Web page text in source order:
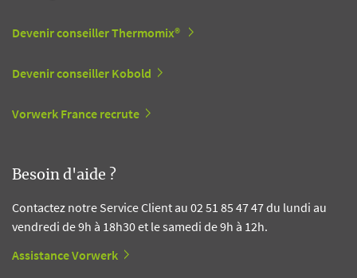
Devenir conseiller Thermomix®
Devenir conseiller Kobold
Vorwerk France recrute
Besoin d'aide ?
Contactez notre Service Client au 02 51 85 47 47 du lundi au
vendredi de 9h à 18h30 et le samedi de 9h à 12h.
Assistance Vorwerk